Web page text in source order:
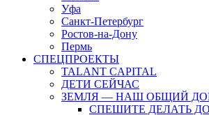
Уфа
Санкт-Петербург
Ростов-на-Дону
Пермь
СПЕЦПРОЕКТЫ
TALANT CAPITAL
ДЕТИ СЕЙЧАС
ЗЕМЛЯ — НАШ ОБЩИЙ
СПЕШИТЕ ДЕЛАТЬ